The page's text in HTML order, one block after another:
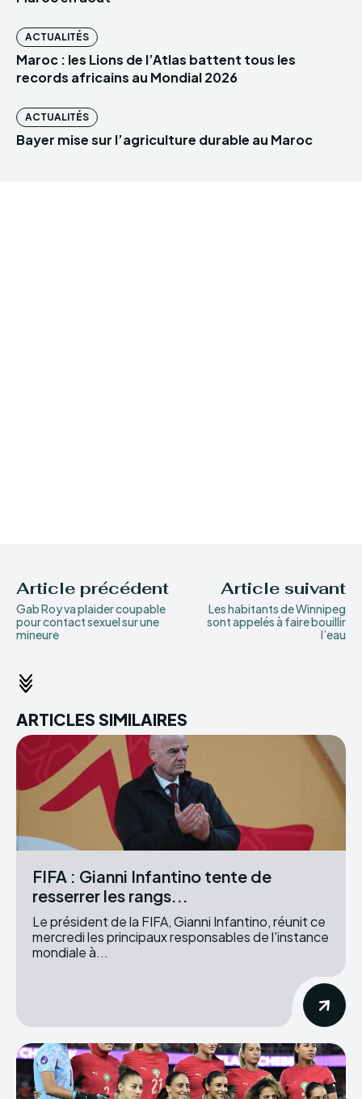
ACTUALITÉS
Maroc : les Lions de l’Atlas battent tous les
records africains au Mondial 2026
ACTUALITÉS
Bayer mise sur l’agriculture durable au Maroc
Article précédent
Gab Roy va plaider coupable
pour contact sexuel sur une
mineure
Article suivant
Les habitants de Winnipeg
sont appelés à faire bouillir
l’eau
ARTICLES SIMILAIRES
FIFA : Gianni Infantino tente de
resserrer les rangs...
Le président de la FIFA, Gianni Infantino, réunit ce
mercredi les principaux responsables de l'instance
mondiale à...